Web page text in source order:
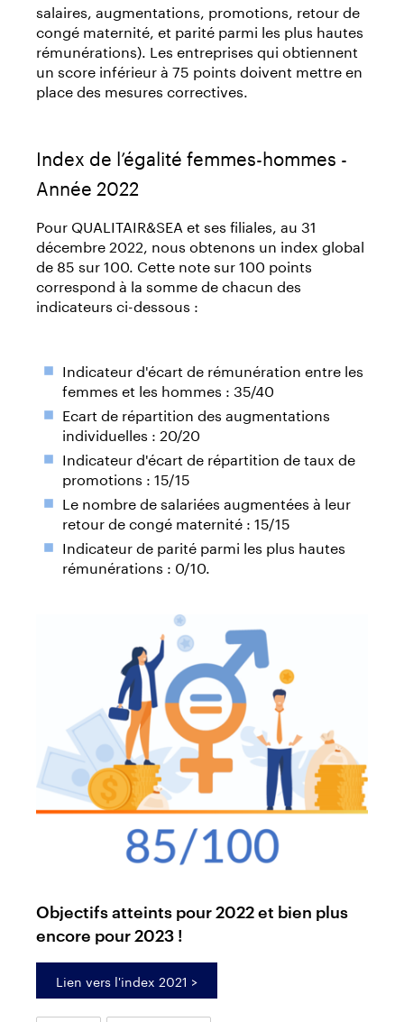
salaires, augmentations, promotions, retour de
congé maternité, et parité parmi les plus hautes
rémunérations). Les entreprises qui obtiennent
un score inférieur à 75 points doivent mettre en
place des mesures correctives.
Index de l’égalité femmes-hommes -
Année 2022
Pour QUALITAIR&SEA et ses filiales, au 31
décembre 2022, nous obtenons un index global
de 85 sur 100. Cette note sur 100 points
correspond à la somme de chacun des
indicateurs ci-dessous :
Indicateur d'écart de rémunération entre les
femmes et les hommes : 35/40
Ecart de répartition des augmentations
individuelles : 20/20
Indicateur d'écart de répartition de taux de
promotions : 15/15
Le nombre de salariées augmentées à leur
retour de congé maternité : 15/15
Indicateur de parité parmi les plus hautes
rémunérations : 0/10.
Objectifs atteints pour 2022 et bien plus
encore pour 2023 !
Lien vers l'index 2021 >